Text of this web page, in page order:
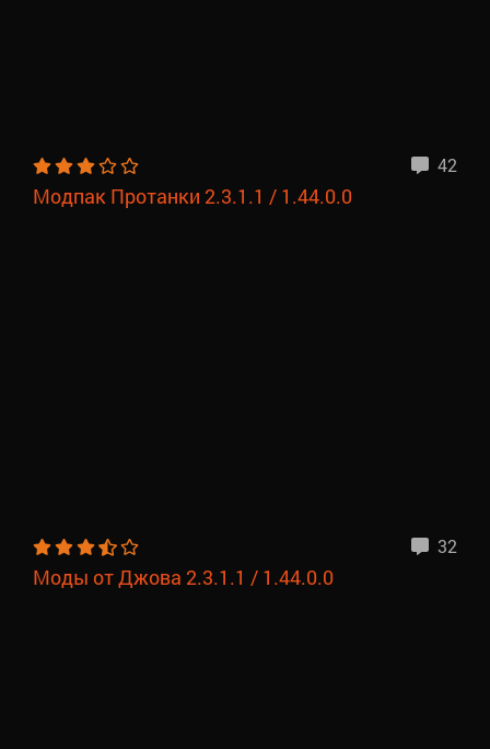
42
Модпак Протанки 2.3.1.1 / 1.44.0.0
32
Моды от Джова 2.3.1.1 / 1.44.0.0